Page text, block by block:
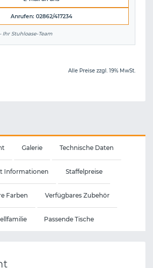
Anrufen: 02862/417234
Ihr Stuhloase-Team
Alle Preise zzgl. 19% MwSt.
Galerie Technische Daten
Informationen Staffelpreise
Farben Verfügbares Zubehör
Passende Tische